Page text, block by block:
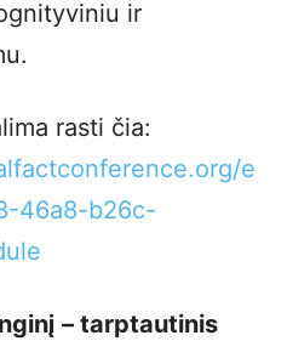
ir
rasti čia:
e
46a8-b26c-
– tarptautinis